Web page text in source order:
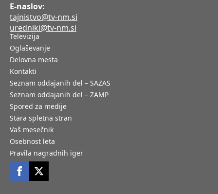
E-naslov:
tajnistvo@tv-nm.si
uredniki@tv-nm.si
Televizija
Oglaševanje
Delovna mesta
Kontakti
Seznam oddajanih del – SAZAS
Seznam oddajanih del – ZAMP
Spored za medije
Stara spletna stran
Vaš mesečnik
Osebnost leta
Pravila nagradnih iger